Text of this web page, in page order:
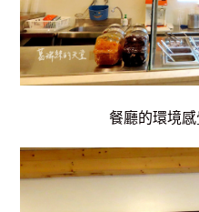
餐廳的環境